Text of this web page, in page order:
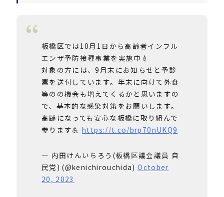
板橋区では10月1日から高齢者インフル
エンザ予防接種事業を実施中💉
対象の方には、9月末にお知らせと予診
票を送付しています。年末に向けて外食
等のの機会も増えてくるかと思いますの
で、基本的な感染対策をお願いします。
⾼齢になっても安⼼な板橋に取り組んで
参ります💪https://t.co/brp70nUKQ9
— 内田けんいちろう(板橋区議会議員 自
民党) (@kenichirouchida)October
20, 2023